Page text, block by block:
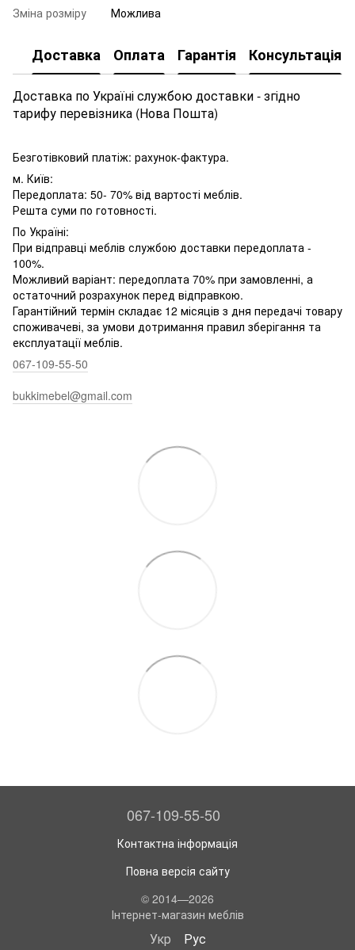
Зміна розміру
Можлива
Доставка Оплата Гарантія Консультація
Доставка по Україні службою доставки - згідно
тарифу перевізника (Нова Пошта)
Безготівковий платіж: рахунок-фактура.
м. Київ:
Передоплата: 50- 70% від вартості меблів.
Решта суми по готовності.
По Україні:
При відправці меблів службою доставки передоплата -
100%.
Можливий варіант: передоплата 70% при замовленні, а
остаточний розрахунок перед відправкою.
Гарантійний термін складає 12 місяців з дня передачі товару
споживачеві, за умови дотримання правил зберігання та
експлуатації меблів.
067-109-55-50
bukkimebel@gmail.com
067-109-55-50
Контактна інформація
Повна версія сайту
© 2014—2026
Інтернет-магазин меблів
Укр Рус